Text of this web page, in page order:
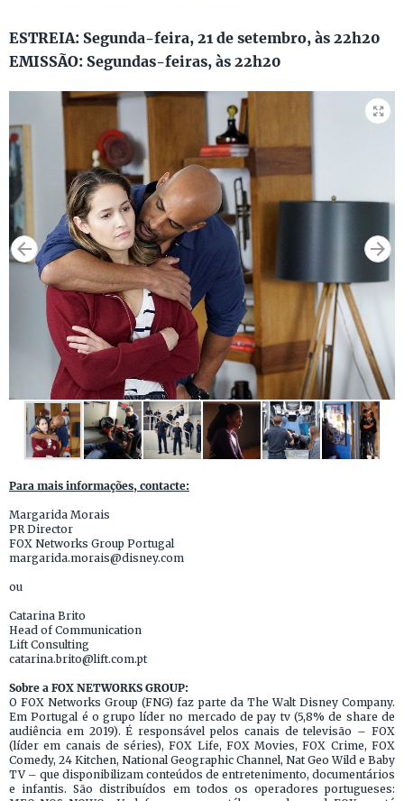
ESTREIA: Segunda-feira, 21 de setembro, às 22h20
EMISSÃO: Segundas-feiras, às 22h20
Para mais informações, contacte:
Margarida Morais
PR Director
FOX Networks Group Portugal
margarida.morais@disney.com
ou
Catarina Brito
Head of Communication
Lift Consulting
catarina.brito@lift.com.pt
Sobre a FOX NETWORKS GROUP:
O FOX Networks Group (FNG) faz parte da The Walt Disney Company.
Em Portugal é o grupo líder no mercado de pay tv (5,8% de share de
audiência em 2019). É responsável pelos canais de televisão – FOX
(líder em canais de séries), FOX Life, FOX Movies, FOX Crime, FOX
Comedy, 24 Kitchen, National Geographic Channel, Nat Geo Wild e Baby
TV – que disponibilizam conteúdos de entretenimento, documentários
e infantis. São distribuídos em todos os operadores portugueses: